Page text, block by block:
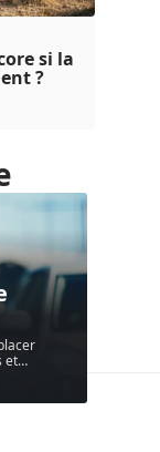
si la
?
et…